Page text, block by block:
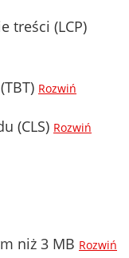
treści (LCP)
Rozwiń
(CLS) Rozwiń
niż 3 MB Rozwiń